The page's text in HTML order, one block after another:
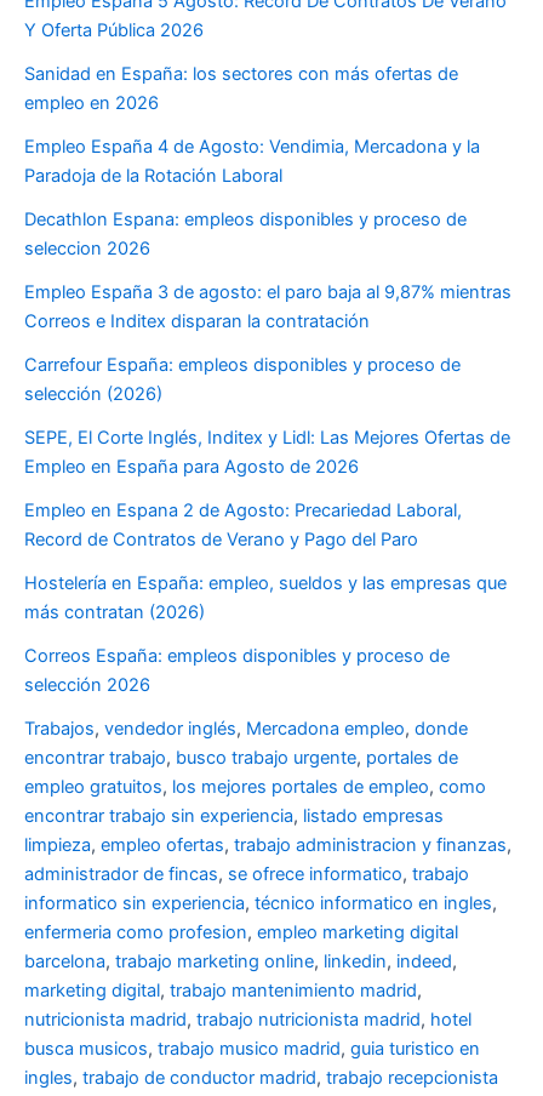
Y Oferta Pública 2026
Sanidad en España: los sectores con más ofertas de
empleo en 2026
Empleo España 4 de Agosto: Vendimia, Mercadona y la
Paradoja de la Rotación Laboral
Decathlon Espana: empleos disponibles y proceso de
seleccion 2026
Empleo España 3 de agosto: el paro baja al 9,87% mientras
Correos e Inditex disparan la contratación
Carrefour España: empleos disponibles y proceso de
selección (2026)
SEPE, El Corte Inglés, Inditex y Lidl: Las Mejores Ofertas de
Empleo en España para Agosto de 2026
Empleo en Espana 2 de Agosto: Precariedad Laboral,
Record de Contratos de Verano y Pago del Paro
Hostelería en España: empleo, sueldos y las empresas que
más contratan (2026)
Correos España: empleos disponibles y proceso de
selección 2026
Trabajos, vendedor inglés, Mercadona empleo, donde
encontrar trabajo, busco trabajo urgente, portales de
empleo gratuitos, los mejores portales de empleo, como
encontrar trabajo sin experiencia, listado empresas
limpieza, empleo ofertas, trabajo administracion y finanzas,
administrador de fincas, se ofrece informatico, trabajo
informatico sin experiencia, técnico informatico en ingles,
enfermeria como profesion, empleo marketing digital
barcelona, trabajo marketing online, linkedin, indeed,
marketing digital, trabajo mantenimiento madrid,
nutricionista madrid, trabajo nutricionista madrid, hotel
busca musicos, trabajo musico madrid, guia turistico en
ingles, trabajo de conductor madrid, trabajo recepcionista